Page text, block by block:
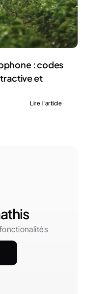
: codes
et
Lire l'article